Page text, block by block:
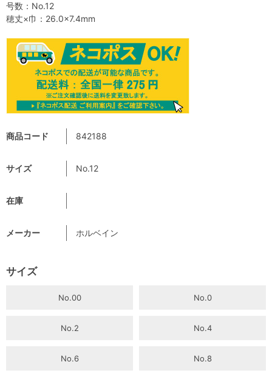
商品コード 842188
サイズ No.12
在庫
メーカー ホルベイン
サイズ
No.00 No.0
No.2 No.4
No.6 No.8
号数：No.12
穂丈×巾：26.0×7.4mm